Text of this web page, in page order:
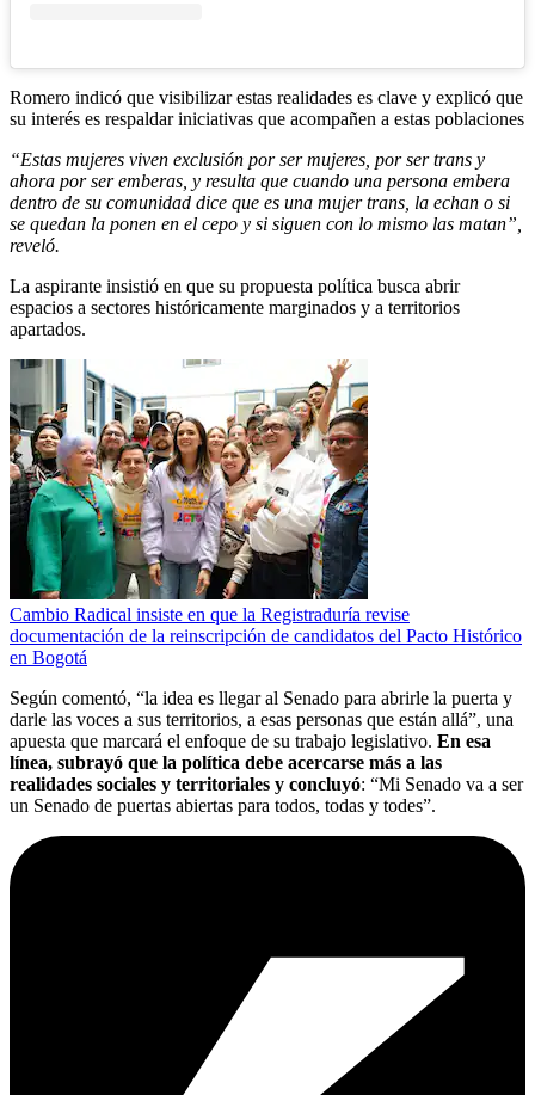
Romero indicó que visibilizar estas realidades es clave y explicó que
su interés es respaldar iniciativas que acompañen a estas poblaciones
“Estas mujeres viven exclusión por ser mujeres, por ser trans y
ahora por ser emberas, y resulta que cuando una persona embera
dentro de su comunidad dice que es una mujer trans, la echan o si
se quedan la ponen en el cepo y si siguen con lo mismo las matan”,
reveló.
La aspirante insistió en que su propuesta política busca abrir
espacios a sectores históricamente marginados y a territorios
apartados.
Cambio Radical insiste en que la Registraduría revise
documentación de la reinscripción de candidatos del Pacto Histórico
en Bogotá
Según comentó, “la idea es llegar al Senado para abrirle la puerta y
darle las voces a sus territorios, a esas personas que están allá”, una
apuesta que marcará el enfoque de su trabajo legislativo. En esa
línea, subrayó que la política debe acercarse más a las
realidades sociales y territoriales y concluyó: “Mi Senado va a ser
un Senado de puertas abiertas para todos, todas y todes”.